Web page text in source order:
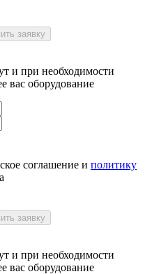
заявку
и при необходимости
вас оборудование
соглашение и политику
заявку
и при необходимости
вас оборудование